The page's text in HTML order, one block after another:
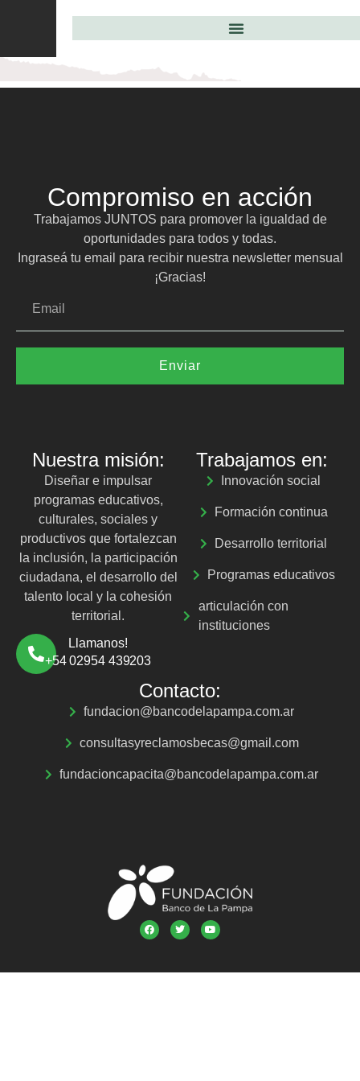
Compromiso en acción
Trabajamos JUNTOS para promover la igualdad de
oportunidades para todos y todas.
Ingraseá tu email para recibir nuestra newsletter mensual
¡Gracias!
Enviar
Nuestra misión:
Diseñar e impulsar
programas educativos,
culturales, sociales y
productivos que fortalezcan
la inclusión, la participación
ciudadana, el desarrollo del
talento local y la cohesión
territorial.
Llamanos!
+54 02954 439203
Trabajamos en:
Innovación social
Formación continua
Desarrollo territorial
Programas educativos
articulación con
instituciones
Contacto:
fundacion@bancodelapampa.com.ar
consultasyreclamosbecas@gmail.com
fundacioncapacita@bancodelapampa.com.ar